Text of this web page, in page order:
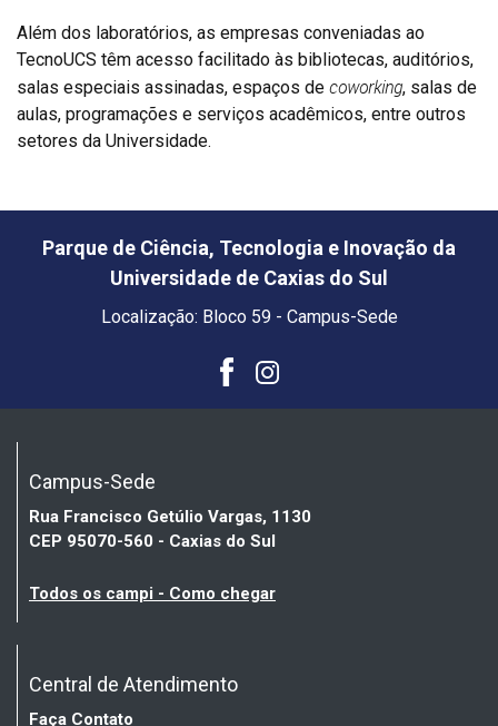
Além dos laboratórios, as empresas conveniadas ao
TecnoUCS têm acesso facilitado às bibliotecas, auditórios,
salas especiais assinadas, espaços de coworking, salas de
aulas, programações e serviços acadêmicos, entre outros
setores da Universidade.
Parque de Ciência, Tecnologia e Inovação da
Universidade de Caxias do Sul
Localização: Bloco 59 - Campus-Sede
Campus-Sede
Rua Francisco Getúlio Vargas, 1130
CEP 95070-560 - Caxias do Sul
Todos os campi - Como chegar
Central de Atendimento
Faça Contato